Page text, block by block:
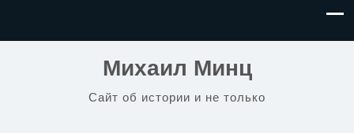
Михаил Минц
Сайт об истории и не только